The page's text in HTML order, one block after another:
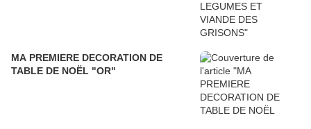
MA PREMIERE DECORATION DE
TABLE DE NOËL "OR"